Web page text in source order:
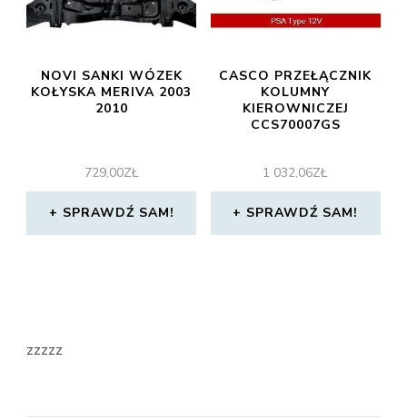
NOVI SANKI WÓZEK
KOŁYSKA MERIVA 2003
2010
729,00ZŁ
SPRAWDŹ SAM!
CASCO PRZEŁĄCZNIK
KOLUMNY
KIEROWNICZEJ
CCS70007GS
1 032,06ZŁ
SPRAWDŹ SAM!
zzzzz